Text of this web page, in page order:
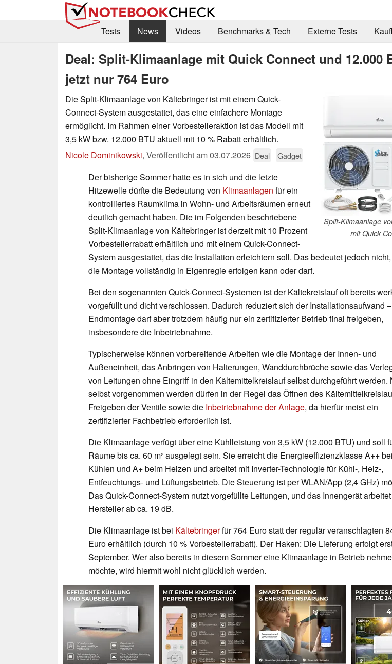
Tests
News Videos Benchmarks & Tech Externe Tests
Deal: Split-Klimaanlage mit Quick Connect und 12.000
jetzt nur 764 Euro
Split-Klimaanlage
mit Quick
Die Split-Klimaanlage von Kältebringer ist mit einem Quick-
Connect-System ausgestattet, das eine einfachere Montage
ermöglicht. Im Rahmen einer Vorbestelleraktion ist das Modell mit
3,5 kW bzw. 12.000 BTU aktuell mit 10 % Rabatt erhältlich.
Nicole Dominikowski, Veröffentlicht am03.07.2026 Deal Gadget
Der bisherige Sommer hatte es in sich und die letzte
Hitzewelle dürfte die Bedeutung von Klimaanlagen für ein
kontrolliertes Raumklima in Wohn- und Arbeitsräumen erneut
deutlich gemacht haben. Die im Folgenden beschriebene
Split-Klimaanlage von Kältebringer ist derzeit mit 10 Prozent
Vorbestellerrabatt erhältlich und mit einem Quick-Connect-
System ausgestattet, das die Installation erleichtern soll. Das bedeutet jedoch
die Montage vollständig in Eigenregie erfolgen kann oder darf.
Bei den sogenannten Quick-Connect-Systemen ist der Kältekreislauf oft bereits
vorgefüllt und dicht verschlossen. Dadurch reduziert sich der Installationsaufwand
Endmontage darf aber trotzdem häufig nur ein zertifizierter Betrieb final freigeben,
insbesondere die Inbetriebnahme.
Typischerweise können vorbereitende Arbeiten wie die Montage der Innen- und
Außeneinheit, das Anbringen von Halterungen, Wanddurchbrüche sowie das
von Leitungen ohne Eingriff in den Kältemittelkreislauf selbst durchgeführt werden.
selbst vorgenommen werden dürfen in der Regel das Öffnen des
Freigeben der Ventile sowie die Inbetriebnahme der Anlage, da hierfür meist ein
zertifizierter Fachbetrieb erforderlich ist.
Die Klimaanlage verfügt über eine Kühlleistung von 3,5 kW (12.000 BTU) und soll
Räume bis ca. 60 m² ausgelegt sein. Sie erreicht die Energieeffizienzklasse A++
Kühlen und A+ beim Heizen und arbeitet mit Inverter-Technologie für Kühl-, Heiz-,
Entfeuchtungs- und Lüftungsbetrieb. Die Steuerung ist per WLAN/App (2,4 GHz)
Das Quick-Connect-System nutzt vorgefüllte Leitungen, und das Innengerät
Hersteller ab ca. 19 dB.
Die Klimaanlage ist bei Kältebringerfür 764 Euro statt der regulär veranschlagten
Euro erhältlich (durch 10 % Vorbestellerrabatt). Der Haken: Die Lieferung erfolgt
September. Wer also bereits in diesem Sommer eine Klimaanlage in Betrieb
möchte, wird hiermit wohl nicht glücklich werden.